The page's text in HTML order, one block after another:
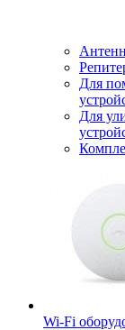
Для
Для
Wi-Fi